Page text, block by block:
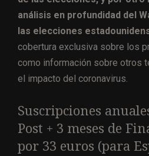
análisis en profundidad del
las elecciones
cobertura exclusiva sobre los
como información sobre otros
el impacto del coronavirus.
Suscripciones
Post + 3 meses de
por 33 euros (para